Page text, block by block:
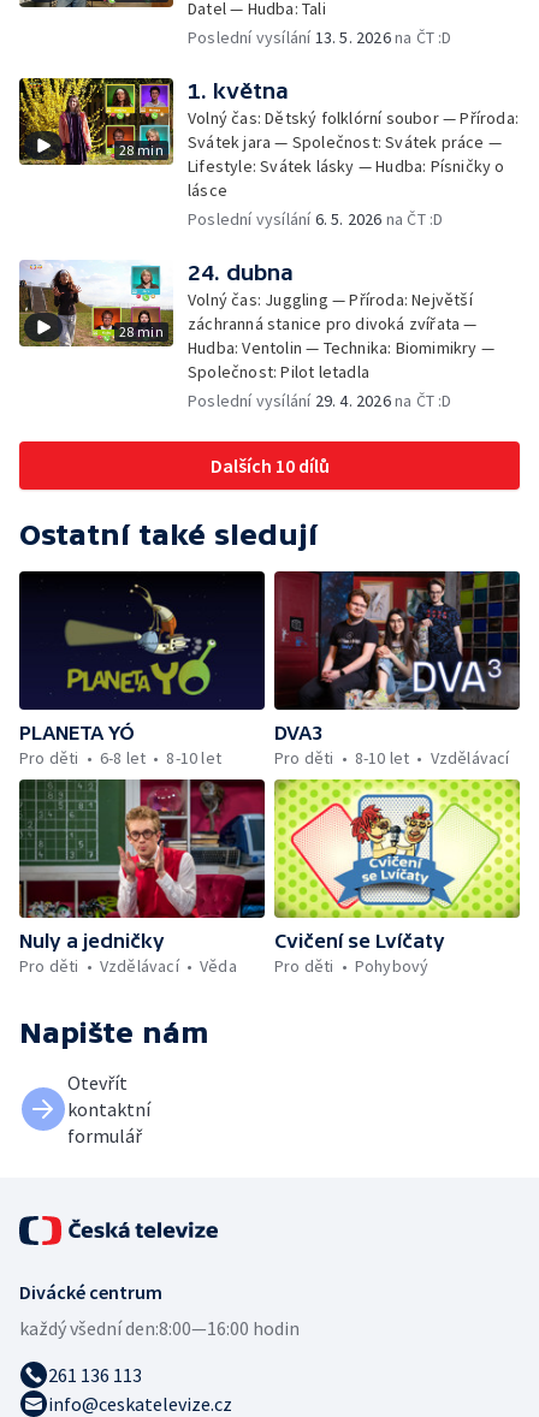
Datel — Hudba: Tali
Poslední vysílání13. 5. 2026na ČT :D
28 min
1. května
Volný čas: Dětský folklórní soubor — Příroda:
Svátek jara — Společnost: Svátek práce —
Lifestyle: Svátek lásky — Hudba: Písničky o
lásce
Poslední vysílání6. 5. 2026 na ČT :D
28 min
24. dubna
Volný čas: Juggling — Příroda: Největší
záchranná stanice pro divoká zvířata —
Hudba: Ventolin — Technika: Biomimikry —
Společnost: Pilot letadla
Poslední vysílání 29. 4. 2026na ČT :D
Dalších 10 dílů
Ostatní také sledují
PLANETA YÓ
Pro děti
6-8 let 8-10 let
DVA3
Pro děti
8-10 let Vzdělávací
Nuly a jedničky
Pro děti
Vzdělávací Věda
Cvičení se Lvíčaty
Pro děti
Pohybový
Napište nám
Otevřít
kontaktní
formulář
Divácké centrum
každý všední den:8:00—16:00 hodin
261 136 113
info@ceskatelevize.cz